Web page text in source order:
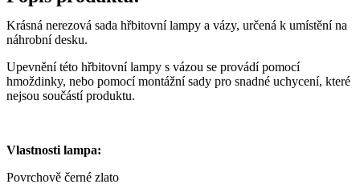
Krásná nerezová sada hřbitovní lampy a vázy, určená k umístění na
náhrobní desku.
Upevnění této hřbitovní lampy s vázou se provádí pomocí
hmoždinky, nebo pomocí montážní sady pro snadné uchycení, které
nejsou součástí produktu.
Vlastnosti lampa:
Povrchově černé zlato